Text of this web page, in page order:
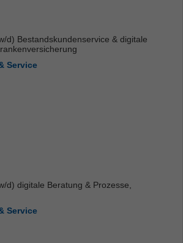
d) Bestandskundenservice & digitale
Service
d) digitale Beratung & Prozesse,
Service